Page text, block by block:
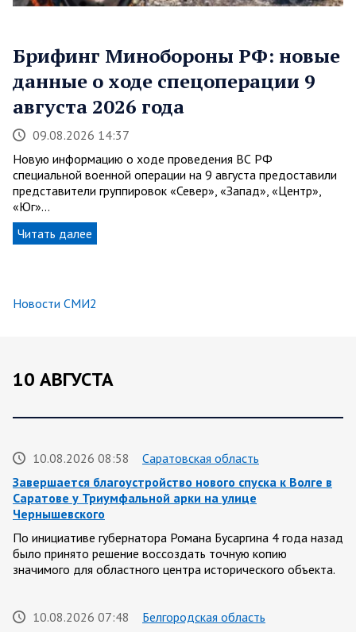
Брифинг Минобороны РФ: новые
данные о ходе спецоперации 9
августа 2026 года
09.08.2026 14:37
Новую информацию о ходе проведения ВС РФ
специальной военной операции на 9 августа предоставили
представители группировок «Север», «Запад», «Центр»,
«Юг»…
Читать далее
Новости СМИ2
10 АВГУСТА
10.08.2026 08:58
Саратовская область
Завершается благоустройство нового спуска к Волге в
Саратове у Триумфальной арки на улице
Чернышевского
По инициативе губернатора Романа Бусаргина 4 года назад
было принято решение воссоздать точную копию
значимого для областного центра исторического объекта.
10.08.2026 07:48
Белгородская область